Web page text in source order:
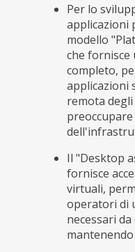
Per lo
applicazioni
modello
che fornisce
completo,
applicazioni
remota
Il "Desktop
fornisce
virtuali,
operatori di
necessari